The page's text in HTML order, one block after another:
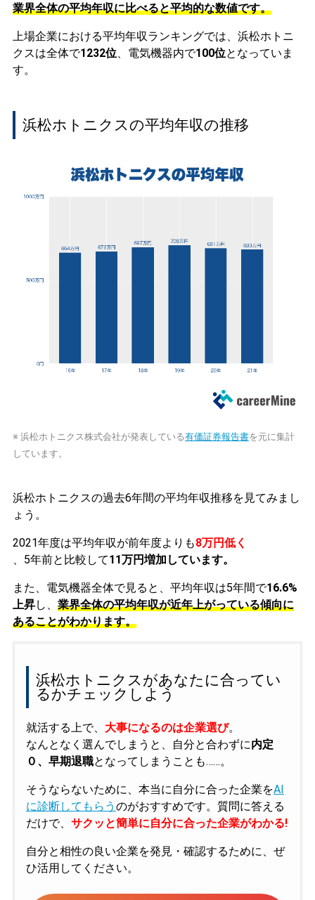
業界全体の平均年収に比べると平均的な数値です。
上場企業における平均年収ランキングでは、浜松ホトニ
クスは全体で1232位、電気機器内で100位となっていま
す。
浜松ホトニクスの平均年収の推移
※ 浜松ホトニクス株式会社が発表している有価証券報告書を元に集計
しています。
浜松ホトニクスの過去6年間の平均年収推移を見てみまし
ょう。
2021年度は平均年収が前年度よりも8万円低く
、5年前と比較して11万円増加しています。
また、電気機器全体で見ると、平均年収は5年間で16.6%
上昇し、 業界全体の平均年収が近年上がっている傾向に
あることがわかります。
浜松ホトニクスがあなたに合ってい
るかチェックしよう
就活する上で、 大事になるのは企業選び。
なんとなく選んでしまうと、自分と合わずに内定
０、早期退職となってしまうことも……。
そうならないために、本当に自分に合った企業をAI
に診断してもらう のがおすすめです。質問に答える
だけで、 サクッと簡単に自分に合った企業がわかる!
自分と相性の良い企業を発見・確認するために、ぜ
ひ活用してください。